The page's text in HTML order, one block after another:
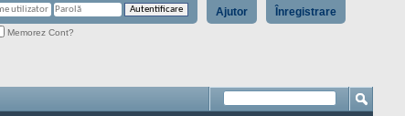
Înregistrare
Ajutor
Memorez Cont?